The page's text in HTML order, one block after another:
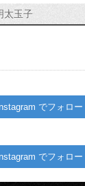
太玉子
Instagram でフォロー
Instagram でフォロー